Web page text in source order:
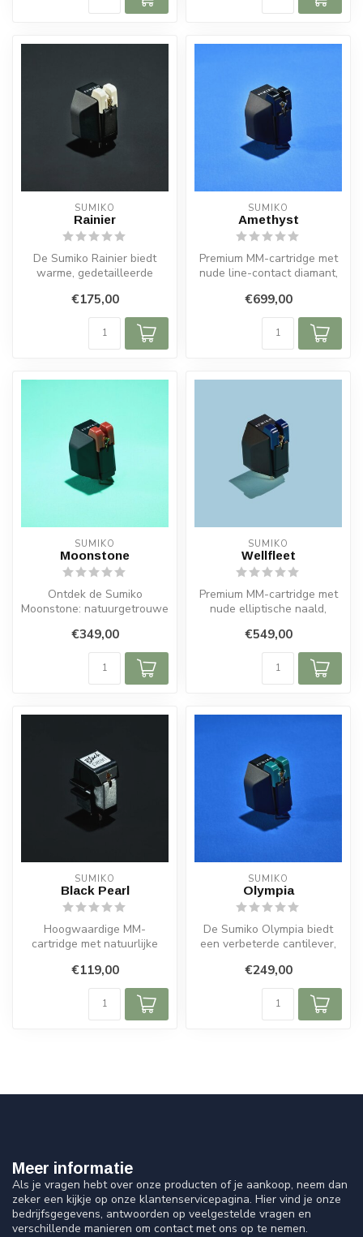
SUMIKO
Rainier
De Sumiko Rainier biedt
warme, gedetailleerde
stylus en...
€175,00
SUMIKO
Amethyst
Premium MM-cartridge met
nude line-contact diamant,
...
€699,00
SUMIKO
Moonstone
Ontdek de Sumiko
Moonstone: natuurgetrouwe
upgrade-m...
€349,00
SUMIKO
Wellfleet
Premium MM-cartridge met
nude elliptische naald,
comp...
€549,00
SUMIKO
Black Pearl
Hoogwaardige MM-
cartridge met natuurlijke
frequentiebereik en handg...
€119,00
SUMIKO
Olympia
De Sumiko Olympia biedt
een verbeterde cantilever,
g...
€249,00
Meer informatie
Als je vragen hebt over onze producten of je aankoop, neem dan
zeker een kijkje op onze klantenservicepagina. Hier vind je onze
bedrijfsgegevens, antwoorden op veelgestelde vragen en
verschillende manieren om contact met ons op te nemen.